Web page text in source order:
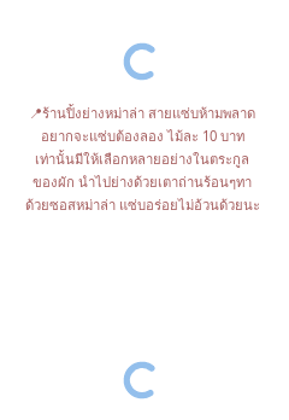
📍ร้านปิ้งย่างหม่าล่า สายแซ่บห้ามพลาด
อยากจะแซ่บต้องลอง ไม้ละ 10 บาท
เท่านั้นมีให้เลือกหลายอย่างในตระกูล
ของผัก นำไปย่างด้วยเตาถ่านร้อนๆทา
ด้วยซอสหม่าล่า แซ่บอร่อยไม่อ้วนด้วยนะ